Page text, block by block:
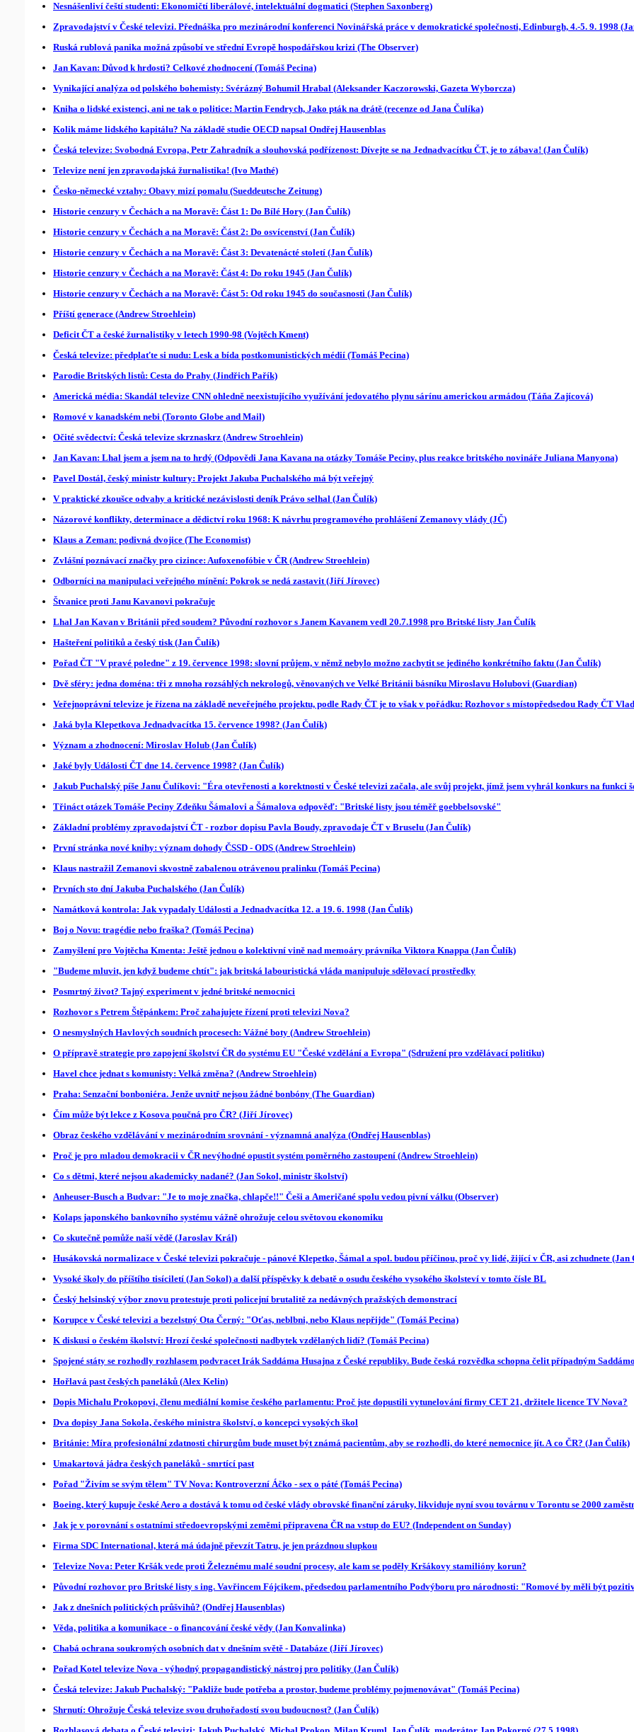
Nesnášenliví čeští studenti: Ekonomičtí liberálové, intelektuální dogmatici (Stephen Saxonberg)
Zpravodajství v České televizi. Přednáška pro mezinárodní konferenci Novinářská práce v demokratické společnosti, Edinburgh, 4.-5. 9. 1998
Ruská rublová panika možná způsobí ve střední Evropě hospodářskou krizi (The Observer)
Jan Kavan: Důvod k hrdosti? Celkové zhodnocení (Tomáš Pecina)
Vynikající analýza od polského bohemisty: Svérázný Bohumil Hrabal (Aleksander Kaczorowski, Gazeta Wyborcza)
Kniha o lidské existenci, ani ne tak o politice: Martin Fendrych, Jako pták na drátě (recenze od Jana Čulíka)
Kolik máme lidského kapitálu? Na základě studie OECD napsal Ondřej Hausenblas
Česká televize: Svobodná Evropa, Petr Zahradník a slouhovská podřízenost: Dívejte se na Jednadvacítku ČT, je to zábava! (Jan Čulík)
Televize není jen zpravodajská žurnalistika! (Ivo Mathé)
Česko-německé vztahy: Obavy mizí pomalu (Sueddeutsche Zeitung)
Historie cenzury v Čechách a na Moravě: Část 1: Do Bílé Hory (Jan Čulík)
Historie cenzury v Čechách a na Moravě: Část 2: Do osvícenství (Jan Čulík)
Historie cenzury v Čechách a na Moravě: Část 3: Devatenácté století (Jan Čulík)
Historie cenzury v Čechách a na Moravě: Část 4: Do roku 1945 (Jan Čulík)
Historie cenzury v Čechách a na Moravě: Část 5: Od roku 1945 do současnosti (Jan Čulík)
Příští generace (Andrew Stroehlein)
Deficit ČT a české žurnalistiky v letech 1990-98 (Vojtěch Kment)
Česká televize: předplaťte si nudu: Lesk a bída postkomunistických médií (Tomáš Pecina)
Parodie Britských listů: Cesta do Prahy (Jindřich Pařík)
Americká média: Skandál televize CNN ohledně neexistujícího využívání jedovatého plynu sárínu americkou armádou (Táňa Zajícová)
Romové v kanadském nebi (Toronto Globe and Mail)
Očité svědectví: Česká televize skrznaskrz (Andrew Stroehlein)
Jan Kavan: Lhal jsem a jsem na to hrdý (Odpovědi Jana Kavana na otázky Tomáše Peciny, plus reakce britského novináře Juliana Manyona)
Pavel Dostál, český ministr kultury: Projekt Jakuba Puchalského má být veřejný
V praktické zkoušce odvahy a kritické nezávislosti deník Právo selhal (Jan Čulík)
Názorové konflikty, determinace a dědictví roku 1968: K návrhu programového prohlášení Zemanovy vlády (JČ)
Klaus a Zeman: podivná dvojice (The Economist)
Zvlášní poznávací značky pro cizince: Aufoxenofóbie v ČR (Andrew Stroehlein)
Odborníci na manipulaci veřejného mínění: Pokrok se nedá zastavit (Jiří Jírovec)
Štvanice proti Janu Kavanovi pokračuje
Lhal Jan Kavan v Británii před soudem? Původní rozhovor s Janem Kavanem vedl 20.7.1998 pro Britské listy Jan Čulík
Hašteření politiků a český tisk (Jan Čulík)
Pořad ČT "V pravé poledne" z 19. července 1998: slovní průjem, v němž nebylo možno zachytit se jediného konkrétního faktu (Jan Čulík)
Dvě sféry: jedna doména: tři z mnoha rozsáhlých nekrologů, věnovaných ve Velké Británii básníku Miroslavu Holubovi (Guardian)
Veřejnoprávní televize je řízena na základě neveřejného projektu, podle Rady ČT je to však v pořádku: Rozhovor s místopředsedou Rady ČT
Jaká byla Klepetkova Jednadvacítka 15. července 1998? (Jan Čulík)
Význam a zhodnocení: Miroslav Holub (Jan Čulík)
Jaké byly Události ČT dne 14. července 1998? (Jan Čulík)
Jakub Puchalský píše Janu Čulíkovi: "Éra otevřenosti a korektnosti v České televizi začala, ale svůj projekt, jímž jsem vyhrál konkurs na funkci
Třináct otázek Tomáše Peciny Zdeňku Šámalovi a Šámalova odpověď: "Britské listy jsou téměř goebbelsovské"
Základní problémy zpravodajství ČT - rozbor dopisu Pavla Boudy, zpravodaje ČT v Bruselu (Jan Čulík)
První stránka nové knihy: význam dohody ČSSD - ODS (Andrew Stroehlein)
Klaus nastražil Zemanovi skvostně zabalenou otrávenou pralinku (Tomáš Pecina)
Prvních sto dní Jakuba Puchalského (Jan Čulík)
Namátková kontrola: Jak vypadaly Události a Jednadvacítka 12. a 19. 6. 1998 (Jan Čulík)
Boj o Novu: tragédie nebo fraška? (Tomáš Pecina)
Zamyšlení pro Vojtěcha Kmenta: Ještě jednou o kolektivní vině nad memoáry právníka Viktora Knappa (Jan Čulík)
"Budeme mluvit, jen když budeme chtít": jak britská labouristická vláda manipuluje sdělovací prostředky
Posmrtný život? Tajný experiment v jedné britské nemocnici
Rozhovor s Petrem Štěpánkem: Proč zahajujete řízení proti televizi Nova?
O nesmyslných Havlových soudních procesech: Vážné boty (Andrew Stroehlein)
O přípravě strategie pro zapojení školství ČR do systému EU "České vzdělání a Evropa" (Sdružení pro vzdělávací politiku)
Havel chce jednat s komunisty: Velká změna? (Andrew Stroehlein)
Praha: Senzační bonboniéra. Jenže uvnitř nejsou žádné bonbóny (The Guardian)
Čím může být lekce z Kosova poučná pro ČR? (Jiří Jírovec)
Obraz českého vzdělávání v mezinárodním srovnání - významná analýza (Ondřej Hausenblas)
Proč je pro mladou demokracii v ČR nevýhodné opustit systém poměrného zastoupení (Andrew Stroehlein)
Co s dětmi, které nejsou akademicky nadané? (Jan Sokol, ministr školství)
Anheuser-Busch a Budvar: "Je to moje značka, chlapče!!" Češi a Američané spolu vedou pivní válku (Observer)
Kolaps japonského bankovního systému vážně ohrožuje celou světovou ekonomiku
Co skutečně pomůže naší vědě (Jaroslav Král)
Husákovská normalizace v České televizi pokračuje - pánové Klepetko, Šámal a spol. budou příčinou, proč vy lidé, žijící v ČR, asi zchudnete (Jan
Vysoké školy do příštího tisíciletí (Jan Sokol) a další příspěvky k debatě o osudu českého vysokého školsteví v tomto čísle BL
Český helsinský výbor znovu protestuje proti policejní brutalitě za nedávných pražských demonstrací
Korupce v České televizi a bezelstný Ota Černý: "Oťas, neblbni, nebo Klaus nepřijde" (Tomáš Pecina)
K diskusi o českém školství: Hrozí české společnosti nadbytek vzdělaných lidí? (Tomáš Pecina)
Spojené státy se rozhodly rozhlasem podvracet Irák Saddáma Husajna z České republiky. Bude česká rozvědka schopna čelit případným
Hořlavá past českých paneláků (Alex Kelin)
Dopis Michalu Prokopovi, členu mediální komise českého parlamentu: Proč jste dopustili vytunelování firmy CET 21, držitele licence TV Nova?
Dva dopisy Jana Sokola, českého ministra školství, o koncepci vysokých škol
Británie: Míra profesionální zdatnosti chirurgům bude muset být známá pacientům, aby se rozhodli, do které nemocnice jít. A co ČR? (Jan Čulík)
Umakartová jádra českých paneláků - smrtící past
Pořad "Živím se svým tělem" TV Nova: Kontroverzní Áčko - sex o páté (Tomáš Pecina)
Boeing, který kupuje české Aero a dostává k tomu od české vlády obrovské finanční záruky, likviduje nyní svou továrnu v Torontu se 2000
Jak je v porovnání s ostatními středoevropskými zeměmi připravena ČR na vstup do EU? (Independent on Sunday)
Firma SDC International, která má údajně převzít Tatru, je jen prázdnou slupkou
Televize Nova: Peter Kršák vede proti Železnému malé soudní procesy, ale kam se poděly Kršákovy stamilióny korun?
Původní rozhovor pro Britské listy s ing. Vavřincem Fójcikem, předsedou parlamentního Podvýboru pro národnosti: "Romové by měli být
Jak z dnešních politických průšvihů? (Ondřej Hausenblas)
Věda, politika a komunikace - o financování české vědy (Jan Konvalinka)
Chabá ochrana soukromých osobních dat v dnešním světě - Databáze (Jiří Jírovec)
Pořad Kotel televize Nova - výhodný propagandistický nástroj pro politiky (Jan Čulík)
Česká televize: Jakub Puchalský: "Pakliže bude potřeba a prostor, budeme problémy pojmenovávat" (Tomáš Pecina)
Shrnutí: Ohrožuje Česká televize svou druhořadostí svou budoucnost? (Jan Čulík)